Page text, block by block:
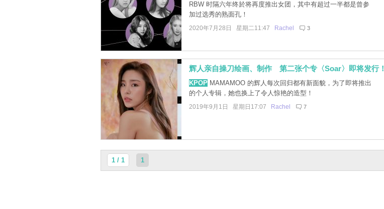
RBW 时隔六年终於将再度推出女团，其中有超过一半都是曾参
加过选秀的熟面孔！
2020年7月28日 星期二11:47 Rachel 3
辉人亲自操刀绘画、制作 第二张个专〈Soar〉即将发行！
KPOPMAMAMOO 的辉人每次回归都有新面貌，为了即将推出
的个人专辑，她也换上了令人惊艳的造型！
2019年9月1日 星期日17:07 Rachel 7
1 / 1 1